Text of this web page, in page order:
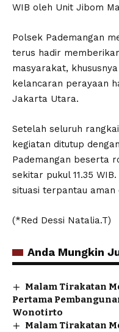
WIB oleh Unit Jibom
Polsek Pademangan
terus hadir
masyarakat,
kelancaran perayaan
Jakarta Utara.
Setelah seluruh
kegiatan ditutup
Pademangan beserta
sekitar pukul 11.35
situasi terpantau aman
(*Red Dessi Natalia.T)
Anda Mungkin
Malam Tirakatan
Pertama
Wonotirto
Malam Tirakatan